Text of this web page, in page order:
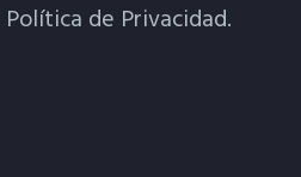
Política de Privacidad.